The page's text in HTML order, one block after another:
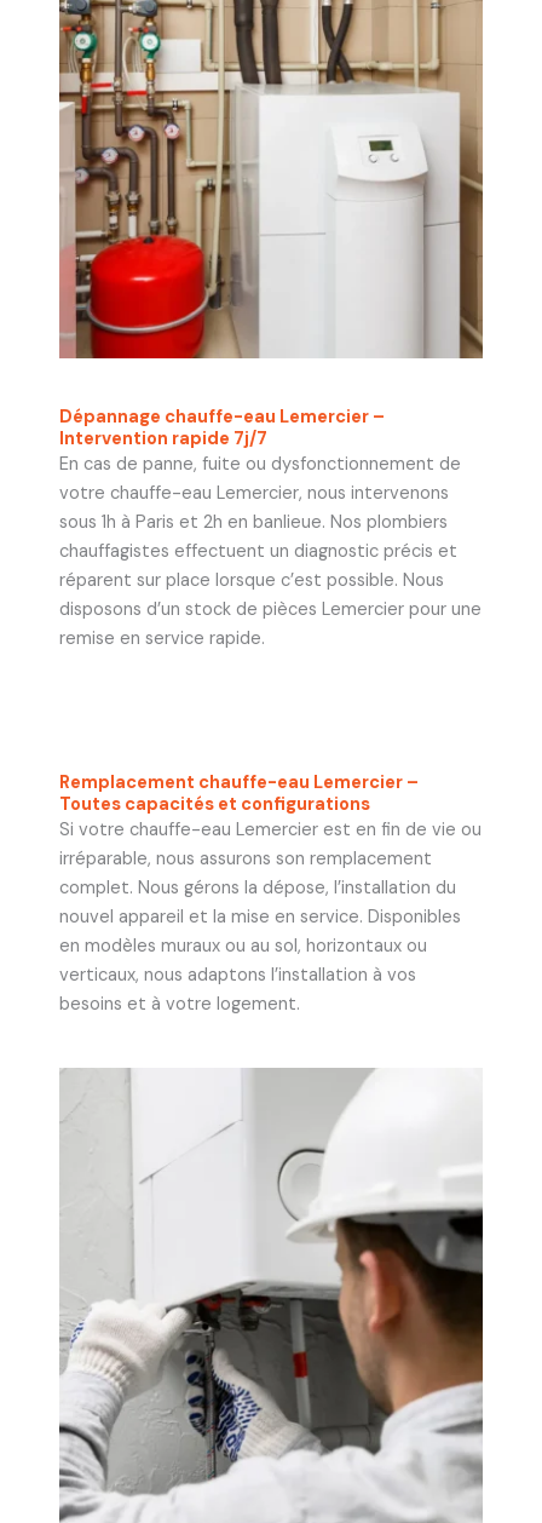
Dépannage chauffe-eau Lemercier –
Intervention rapide 7j/7
En cas de panne, fuite ou dysfonctionnement de
votre chauffe-eau Lemercier, nous intervenons
sous 1h à Paris et 2h en banlieue. Nos plombiers
chauffagistes effectuent un diagnostic précis et
réparent sur place lorsque c’est possible. Nous
disposons d’un stock de pièces Lemercier pour une
remise en service rapide.
Remplacement chauffe-eau Lemercier –
Toutes capacités et configurations
Si votre chauffe-eau Lemercier est en fin de vie ou
irréparable, nous assurons son remplacement
complet. Nous gérons la dépose, l’installation du
nouvel appareil et la mise en service. Disponibles
en modèles muraux ou au sol, horizontaux ou
verticaux, nous adaptons l’installation à vos
besoins et à votre logement.